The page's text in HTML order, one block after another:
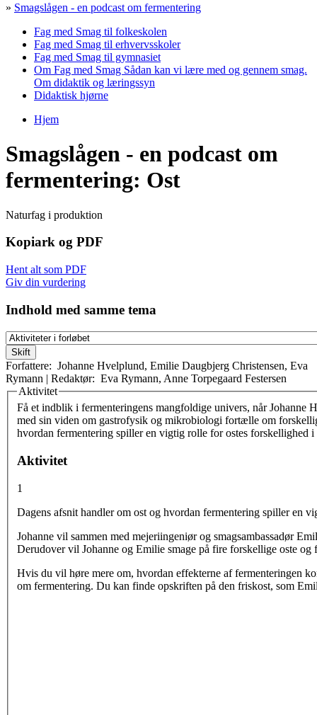
» Smagslågen - en podcast om fermentering
Fag med Smag til folkeskolen
Fag med Smag til erhvervsskoler
Fag med Smag til gymnasiet
Om Fag med Smag Sådan kan vi lære med og gennem smag.
Om didaktik og læringssyn
Didaktisk hjørne
Hjem
Smagslågen - en podcast om
fermentering: Ost
Naturfag i produktion
Kopiark og PDF
Hent alt som PDF
Giv din vurdering
Indhold med samme tema
Forfattere: Johanne Hvelplund, Emilie Daugbjerg Christensen, Eva
Rymann | Redaktør: Eva Rymann, Anne Torpegaard Festersen
Vertikale faneblade
Aktivitet
Få et indblik i fermenteringens mangfoldige univers, når
med sin viden om gastrofysik og mikrobiologi fortælle om
hvordan fermentering spiller en vigtig rolle for ostes forskellighed i
Aktivitet
1
Dagens afsnit handler om ost og hvordan fermentering spiller en
Johanne vil sammen med mejeriingeniør og smagsambassadør
Derudover vil Johanne og Emilie smage på fire forskellige oste
Hvis du vil høre mere om, hvordan effekterne af fermenteringen
om fermentering. Du kan finde opskriften på den friskost, som